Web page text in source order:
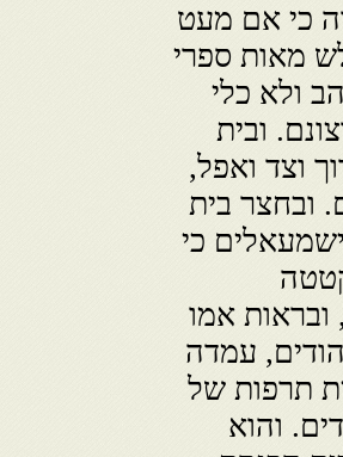
כי אם מעט
מאות ספרי
ולא כלי
ובית
וצד ואפל,
ובחצר בית
כי
אמו
עמדה
תרפות של
והוא